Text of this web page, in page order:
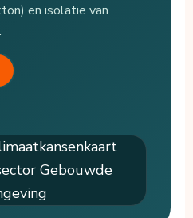
en isolatie van